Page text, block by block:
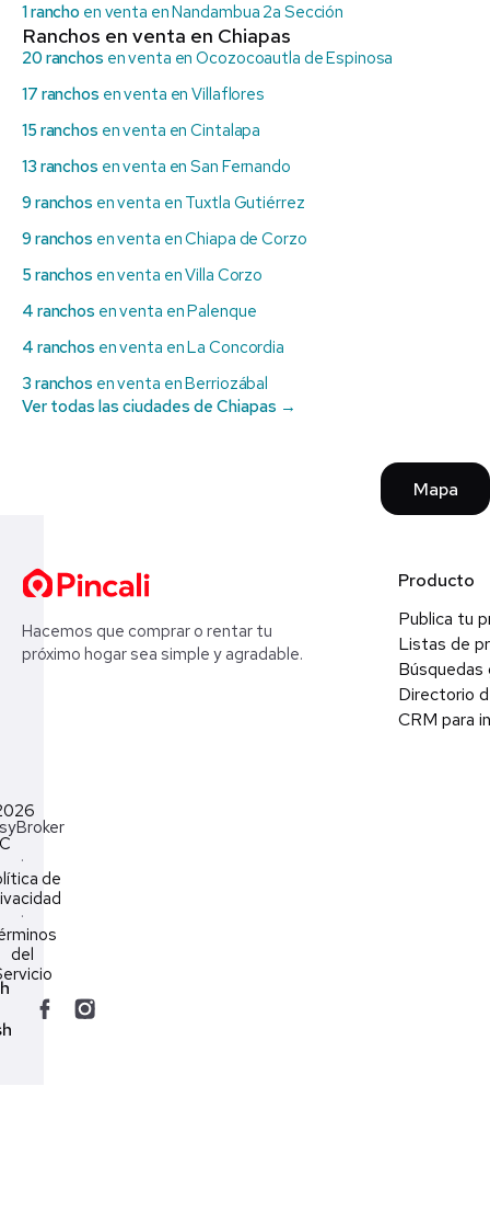
1 rancho en venta en Nandambua 2a Sección
Ranchos en venta en Chiapas
20 ranchos en venta en Ocozocoautla de Espinosa
17 ranchos en venta en Villaflores
15 ranchos en venta en Cintalapa
13 ranchos en venta en San Fernando
9 ranchos en venta en Tuxtla Gutiérrez
9 ranchos en venta en Chiapa de Corzo
5 ranchos en venta en Villa Corzo
4 ranchos en venta en Palenque
4 ranchos en venta en La Concordia
3 ranchos en venta en Berriozábal
Ver todas las ciudades de Chiapas →
Mapa
Hacemos que comprar o rentar tu
próximo hogar sea simple y agradable.
Producto
Publica tu
Listas de
Búsquedas
Directorio
CRM para
·
de
·
del